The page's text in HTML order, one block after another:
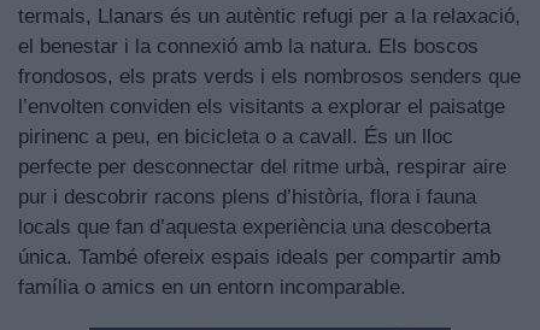
termals, Llanars és un autèntic refugi per a la relaxació,
el benestar i la connexió amb la natura. Els boscos
frondosos, els prats verds i els nombrosos senders que
l’envolten conviden els visitants a explorar el paisatge
pirinenc a peu, en bicicleta o a cavall. És un lloc
perfecte per desconnectar del ritme urbà, respirar aire
pur i descobrir racons plens d’història, flora i fauna
locals que fan d’aquesta experiència una descoberta
única. També ofereix espais ideals per compartir amb
família o amics en un entorn incomparable.